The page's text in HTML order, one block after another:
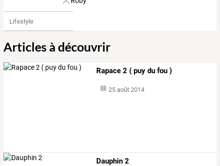
Lifestyle
Articles à découvrir
Rapace 2 ( puy du fou )
25 août 2014
Dauphin 2